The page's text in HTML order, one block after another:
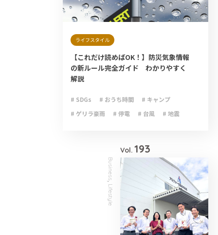
ライフスタイル
【これだけ読めばOK！】防災気象情報
の新ルール完全ガイド わかりやすく
解説
# SDGs # おうち時間
# キャンプ
# ゲリラ豪雨
# 停電 # 台風
# 地震
Business
,
Lifestyle
Vol. 193